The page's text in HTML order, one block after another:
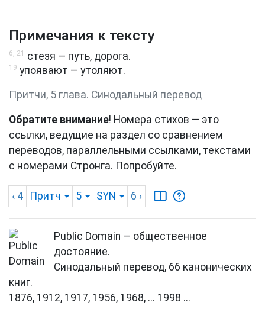
Примечания к тексту
6, 21 стезя — путь, дорога.
19 упоявают — утоляют.
Притчи, 5 глава. Синодальный перевод
Обратите внимание! Номера стихов — это
ссылки, ведущие на раздел со сравнением
переводов, параллельными ссылками, текстами
с номерами Стронга. Попробуйте.
‹ 4 Притч 5 SYN 6 ›
Public Domain — общественное
достояние.
Синодальный перевод, 66 канонических
книг.
1876, 1912, 1917, 1956, 1968, ... 1998 ...